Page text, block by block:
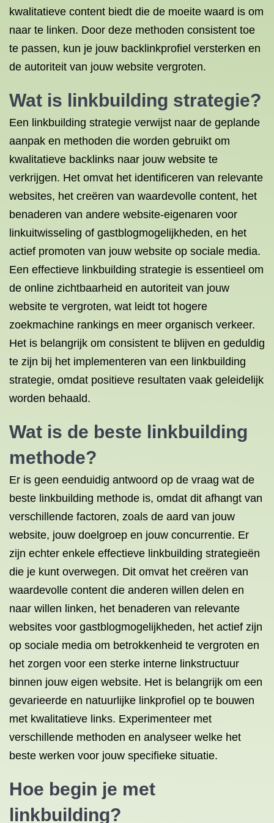
kwalitatieve content biedt die de moeite waard is om
naar te linken. Door deze methoden consistent toe
te passen, kun je jouw backlinkprofiel versterken en
de autoriteit van jouw website vergroten.
Wat is linkbuilding strategie?
Een linkbuilding strategie verwijst naar de geplande
aanpak en methoden die worden gebruikt om
kwalitatieve backlinks naar jouw website te
verkrijgen. Het omvat het identificeren van relevante
websites, het creëren van waardevolle content, het
benaderen van andere website-eigenaren voor
linkuitwisseling of gastblogmogelijkheden, en het
actief promoten van jouw website op sociale media.
Een effectieve linkbuilding strategie is essentieel om
de online zichtbaarheid en autoriteit van jouw
website te vergroten, wat leidt tot hogere
zoekmachine rankings en meer organisch verkeer.
Het is belangrijk om consistent te blijven en geduldig
te zijn bij het implementeren van een linkbuilding
strategie, omdat positieve resultaten vaak geleidelijk
worden behaald.
Wat is de beste linkbuilding
methode?
Er is geen eenduidig antwoord op de vraag wat de
beste linkbuilding methode is, omdat dit afhangt van
verschillende factoren, zoals de aard van jouw
website, jouw doelgroep en jouw concurrentie. Er
zijn echter enkele effectieve linkbuilding strategieën
die je kunt overwegen. Dit omvat het creëren van
waardevolle content die anderen willen delen en
naar willen linken, het benaderen van relevante
websites voor gastblogmogelijkheden, het actief zijn
op sociale media om betrokkenheid te vergroten en
het zorgen voor een sterke interne linkstructuur
binnen jouw eigen website. Het is belangrijk om een
gevarieerde en natuurlijke linkprofiel op te bouwen
met kwalitatieve links. Experimenteer met
verschillende methoden en analyseer welke het
beste werken voor jouw specifieke situatie.
Hoe begin je met
linkbuilding?